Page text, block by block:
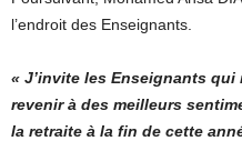
l’endroit des Enseignants.
« J’invite les Enseignants qui
revenir à des meilleurs
la retraite à la fin de cette